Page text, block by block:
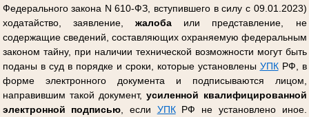
Федерального закона N 610-ФЗ, вступившего в силу с 09.01.2023)
ходатайство, заявление, жалобаили представление, не
содержащие сведений, составляющих охраняемую федеральным
законом тайну, при наличии технической возможности могут быть
поданы в суд в порядке и сроки, которые установлены УПКРФ, в
форме электронного документа и подписываются лицом,
направившим такой документ,усиленной квалифицированной
электронной подписью , если УПКРФ не установлено иное.